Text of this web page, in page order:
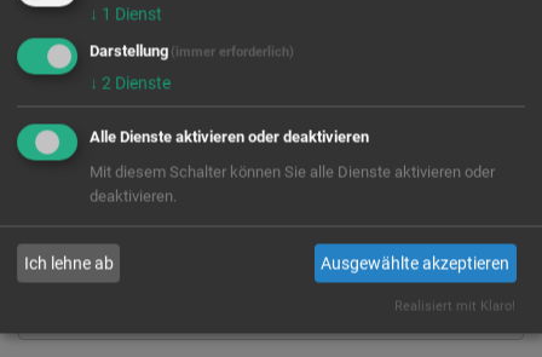
Wir rufen für dich von OpenStreetMap.org Kartendaten ab.
Diese werden benutzt um dir die FSJ/BFD Stellen auf der Karte
anzuzeigen. Es handelt sich um einen US-Anbieter, der Cookies
den USA, laut § 10 Abs. 2 Nr. 1 DSG-EKD, ein.
↓ 1 Dienst
Darstellung (immer erforderlich)
↓ 2 Dienste
Alle Dienste aktivieren oder deaktivieren
Mit diesem Schalter können Sie alle Dienste aktivieren oder
deaktivieren.
Ich lehne ab Ausgewählte akzeptieren
Realisiert mit Klaro!